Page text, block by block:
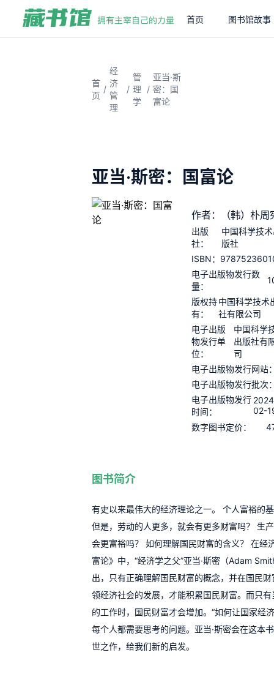
首页 图书馆故事
首
页
/
经
济
管
理
/
管
理
学
/
亚当·斯
密：国
富论
亚当·斯密：国富论
作者：（韩）朴周
出版
社：
中国科学技
版社
ISBN：
电子出版物发行数
量：
版权持
有：
中国科学技术
社有限公司
电子出版
物发行单
位：
中国科学
出版社有
司
电子出版物发行网站
电子出版物发行批次
电子出版物发行
时间：
02-
数字图书定价：
图书简介
有史以来最伟大的经济理论之一。 个人富裕的
但是，劳动的人更多，就会有更多财富吗？ 生
会更富裕吗？ 如何理解国民财富的含义？ 在经
富论》中，“经济学之父”亚当·斯密（Adam
出，只有正确理解国民财富的概念，并在国民
领经济社会的发展，才能积累国民财富。而只
的工作时，国民财富才会增加。“如何让国家经
每个人都需要思考的问题。亚当·斯密会在这本
世之作，给我们新的启发。